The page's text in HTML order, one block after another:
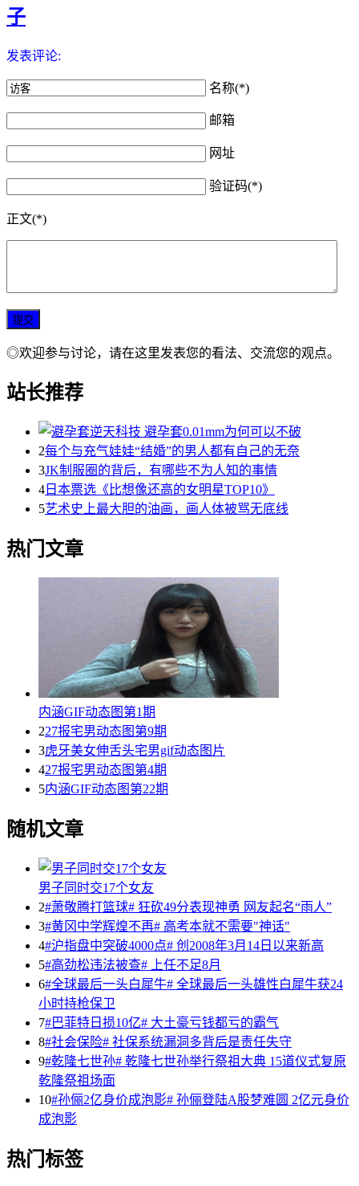
子
发表评论:
名称(*)
邮箱
网址
验证码(*)
正文(*)
◎欢迎参与讨论，请在这里发表您的看法、交流您的观点。
站长推荐
2每个与充气娃娃“结婚”的男人都有自己的无奈
3JK制服圈的背后，有哪些不为人知的事情
4 日本票选《比想像还高的女明星TOP10》
5艺术史上最大胆的油画，画人体被骂无底线
热门文章
内涵GIF动态图第1期
227报宅男动态图第9期
3虎牙美女伸舌头宅男gif动态图片
427报宅男动态图第4期
5内涵GIF动态图第22期
随机文章
男子同时交17个女友
2#萧敬腾打篮球# 狂砍49分表现神勇 网友起名“雨人”
3#黄冈中学辉煌不再# 高考本就不需要"神话"
4#沪指盘中突破4000点# 创2008年3月14日以来新高
5#高劲松违法被查# 上任不足8月
6#全球最后一头白犀牛# 全球最后一头雄性白犀牛获24
小时持枪保卫
7#巴菲特日损10亿# 大土豪亏钱都亏的霸气
8#社会保险# 社保系统漏洞多背后是责任失守
9#乾隆七世孙# 乾隆七世孙举行祭祖大典 15道仪式复原
乾隆祭祖场面
10#孙俪2亿身价成泡影# 孙俪登陆A股梦难圆 2亿元身价
成泡影
热门标签